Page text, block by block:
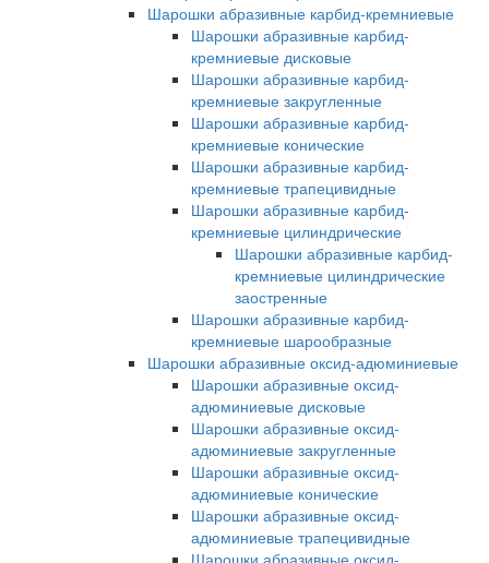
Шарошки абразивные карбид-кремниевые
Шарошки абразивные карбид-
кремниевые дисковые
Шарошки абразивные карбид-
кремниевые закругленные
Шарошки абразивные карбид-
кремниевые конические
Шарошки абразивные карбид-
кремниевые трапецивидные
Шарошки абразивные карбид-
кремниевые цилиндрические
Шарошки абразивные карбид-
кремниевые цилиндрические
заостренные
Шарошки абразивные карбид-
кремниевые шарообразные
Шарошки абразивные оксид-адюминиевые
Шарошки абразивные оксид-
адюминиевые дисковые
Шарошки абразивные оксид-
адюминиевые закругленные
Шарошки абразивные оксид-
адюминиевые конические
Шарошки абразивные оксид-
адюминиевые трапецивидные
Шарошки абразивные оксид-